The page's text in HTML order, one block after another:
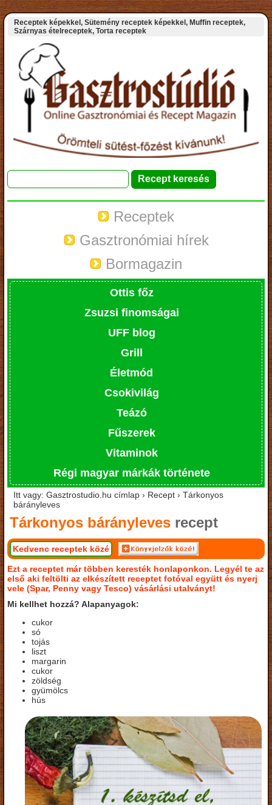
Receptek képekkel, Sütemény receptek képekkel, Muffin receptek,
Szárnyas ételreceptek, Torta receptek
Receptek
Gasztronómiai hírek
Bormagazin
Ottis főz
Zsuzsi finomságai
UFF blog
Grill
Életmód
Csokivilág
Teázó
Fűszerek
Vitaminok
Régi magyar márkák története
Itt vagy: Gasztrostudio.hu címlap › Recept › Tárkonyos
bárányleves
Tárkonyos bárányleves recept
Kedvenc receptek közé
Ezt a receptet már többen keresték honlaponkon. Legyél te az
első aki feltölti az elkészített receptet fotóval együtt és nyerj
vele (Spar, Penny vagy Tesco) vásárlási utalványt!
Mi kellhet hozzá? Alapanyagok:
cukor
só
tojás
liszt
margarin
cukor
zöldség
gyümölcs
hús